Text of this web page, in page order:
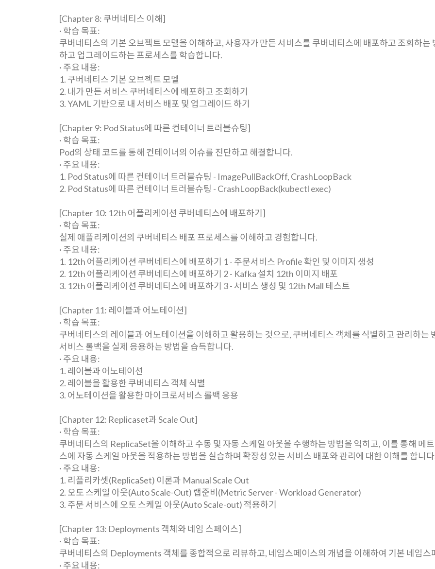
[Chapter 8: 쿠버네티스 이해]
· 학습 목표:
쿠버네티스의 기본 오브젝트 모델을 이해하고, 사용자가 만든 서비스를 쿠버네티스에 배포하고 조회하
하고 업그레이드하는 프로세스를 학습합니다.
· 주요 내용:
1. 쿠버네티스 기본 오브젝트 모델
2. 내가 만든 서비스 쿠버네티스에 배포하고 조회하기
3. YAML 기반으로 내 서비스 배포 및 업그레이드 하기
[Chapter 9: Pod Status에 따른 컨테이너 트러블슈팅]
· 학습 목표:
Pod의 상태 코드를 통해 컨테이너의 이슈를 진단하고 해결합니다.
· 주요 내용:
1. Pod Status에 따른 컨테이너 트러블슈팅 - ImagePullBackOff, CrashLoopBack
2. Pod Status에 따른 컨테이너 트러블슈팅 - CrashLoopBack(kubectl exec)
[Chapter 10: 12th 어플리케이션 쿠버네티스에 배포하기]
· 학습 목표:
실제 애플리케이션의 쿠버네티스 배포 프로세스를 이해하고 경험합니다.
· 주요 내용:
1. 12th 어플리케이션 쿠버네티스에 배포하기 1 - 주문서비스 Profile 확인 및 이미지 생성
2. 12th 어플리케이션 쿠버네티스에 배포하기 2 - Kafka 설치 12th 이미지 배포
3. 12th 어플리케이션 쿠버네티스에 배포하기 3 - 서비스 생성 및 12th Mall 테스트
[Chapter 11: 레이블과 어노테이션]
· 학습 목표:
쿠버네티스의 레이블과 어노테이션을 이해하고 활용하는 것으로, 쿠버네티스 객체를 식별하고 관리하는
서비스 롤백을 실제 응용하는 방법을 습득합니다.
· 주요 내용:
1. 레이블과 어노테이션
2. 레이블을 활용한 쿠버네티스 객체 식별
3. 어노테이션을 활용한 마이크로서비스 롤백 응용
[Chapter 12: Replicaset과 Scale Out]
· 학습 목표:
쿠버네티스의 ReplicaSet을 이해하고 수동 및 자동 스케일 아웃을 수행하는 방법을 익히고, 이를 통해 메
스에 자동 스케일 아웃을 적용하는 방법을 실습하며 확장성 있는 서비스 배포와 관리에 대한 이해를 합니
· 주요 내용:
1. 리플리카셋(ReplicaSet) 이론과 Manual Scale Out
2. 오토 스케일 아웃(Auto Scale-Out) 랩준비(Metric Server - Workload Generator)
3. 주문 서비스에 오토 스케일 아웃(Auto Scale-out) 적용하기
[Chapter 13: Deployments 객체와 네임 스페이스]
· 학습 목표:
쿠버네티스의 Deployments 객체를 종합적으로 리뷰하고, 네임스페이스의 개념을 이해하여 기본 네임스
· 주요 내용: